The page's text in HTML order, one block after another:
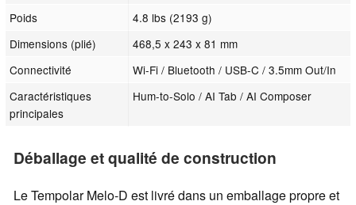
Poids
4.8 lbs (2193 g)
Dimensions (plié)
468,5 x 243 x 81 mm
Connectivité
Wi-Fi / Bluetooth / USB-C / 3.5mm Out/In
Caractéristiques
principales
Hum-to-Solo / AI Tab / AI Composer
Déballage et qualité de construction
Le Tempolar Melo-D est livré dans un emballage propre et